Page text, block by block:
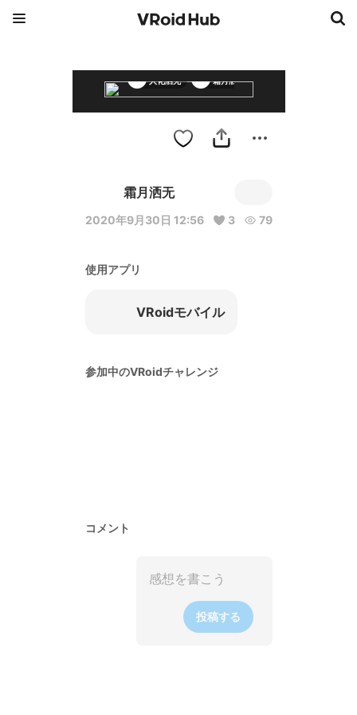
人化洒无 霜月洒无
霜月洒无
2020年9月30日 12:56 3 79
使用アプリ
VRoidモバイル
参加中のVRoidチャレンジ
コメント
投稿する